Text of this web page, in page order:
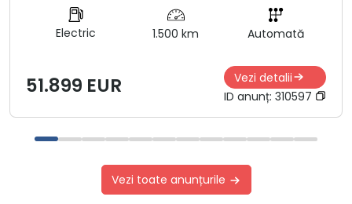
Electric 1.500 km Automată
51.899 EUR
Vezi detalii
ID anunț: 310597
Vezi toate anunțurile